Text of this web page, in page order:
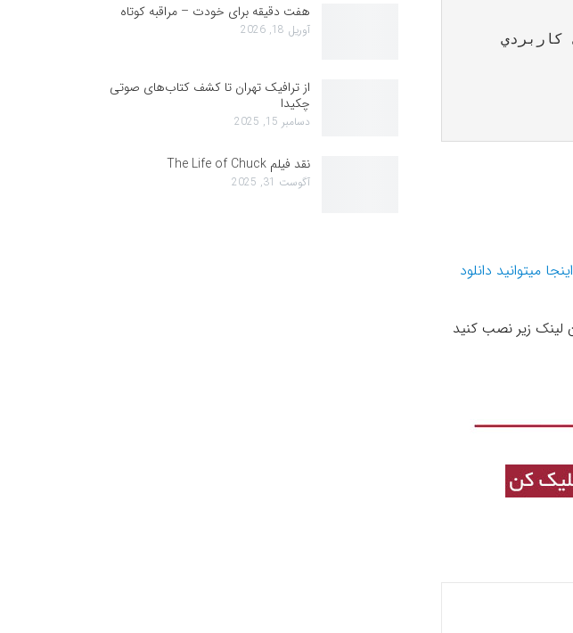
اینجا میتوانید دانلود
هفت دقیقه برای خودت – مراقبه کوتاه
آوریل 18, 2026
از ترافیک تهران تا کشف کتاب‌های صوتی
چکیدا
دسامبر 15, 2025
نقد فیلم The Life of Chuck
آگوست 31, 2025